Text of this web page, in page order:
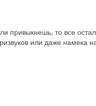
привыкнешь, то все
или даже намека